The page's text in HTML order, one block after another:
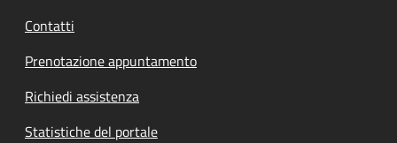
Contatti
Prenotazione appuntamento
Richiedi assistenza
Statistiche del portale